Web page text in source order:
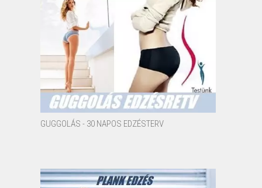
GUGGOLÁS - 30 NAPOS EDZÉSTERV